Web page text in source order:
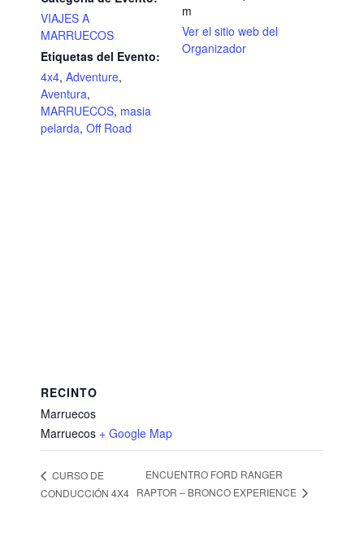
VIAJES A
MARRUECOS
Etiquetas del Evento:
4x4, Adventure,
Aventura,
MARRUECOS, masia
pelarda, Off Road
m
Ver el sitio web del
Organizador
RECINTO
Marruecos
Marruecos + Google Map
CURSO DE
CONDUCCIÓN 4X4
ENCUENTRO FORD RANGER
RAPTOR – BRONCO EXPERIENCE